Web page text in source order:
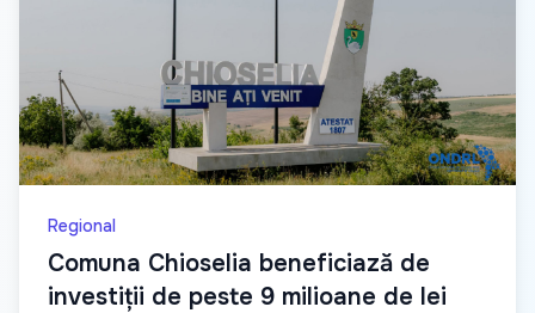
Regional
Comuna Chioselia beneficiază de
investiții de peste 9 milioane de lei